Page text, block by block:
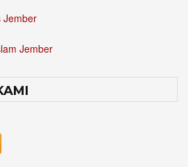
Jember
Jember